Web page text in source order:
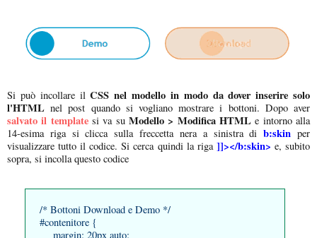
Si può incollare ilCSS nel modello in modo da dover inserire solo
l'HTML nel post quando si vogliano mostrare i bottoni. Dopo aver
salvato il templatesi va suModello > Modifica HTML e intorno alla
14-esima riga si clicca sulla freccetta nera a sinistra di b:skin per
visualizzare tutto il codice. Si cerca quindi la riga ]]></b:skin> e, subito
sopra, si incolla questo codice
/* Bottoni Download e Demo */
#contenitore {
margin: 20px auto;